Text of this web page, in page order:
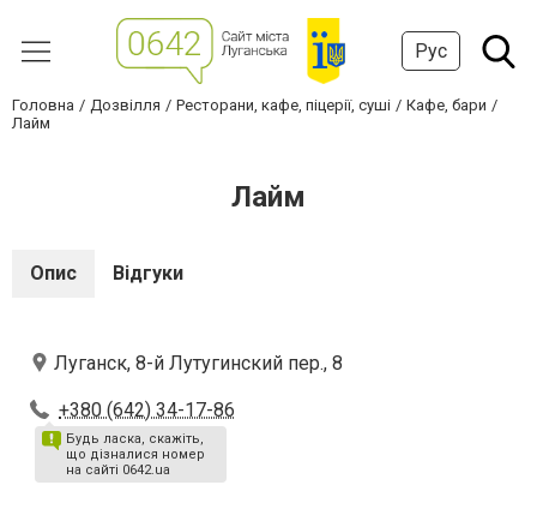
Рус
Головна Дозвілля Ресторани, кафе, піцерії, суші
Кафе, бари
Лайм
Лайм
Опис Відгуки
Луганск, 8-й Лутугинский пер., 8
+380 (642) 34-17-86
Будь ласка, скажіть,
що дізналися номер
на сайті 0642.ua